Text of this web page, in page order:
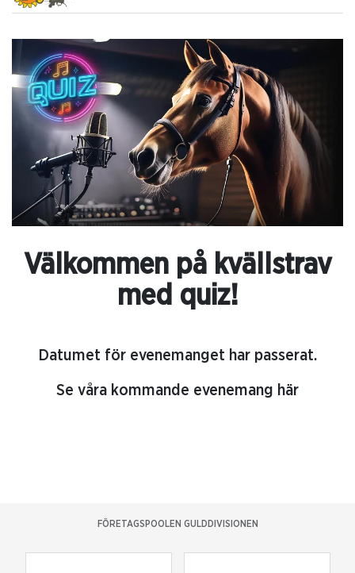
Välkommen på kvällstrav
med quiz!
Datumet för evenemanget har passerat.
Se våra kommande evenemang här
FÖRETAGSPOOLEN GULDDIVISIONEN